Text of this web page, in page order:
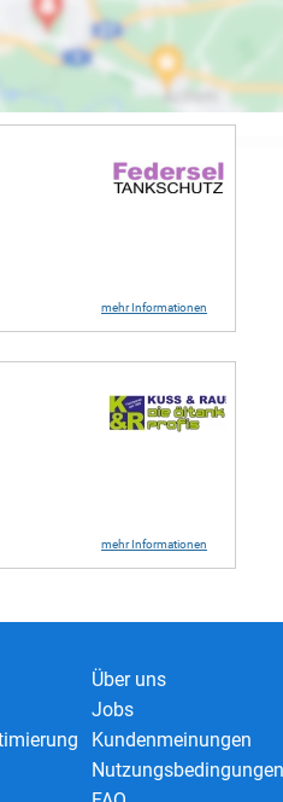
mehr Informationen
mehr Informationen
Über uns
Jobs
Kundenmeinungen
Nutzungsbedingungen